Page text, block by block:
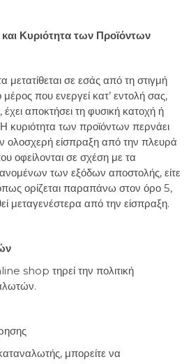
Κυριότητα των Προϊόντων
μετατίθεται σε εσάς από τη στιγμή
μέρος που ενεργεί κατ’ εντολή σας,
αποκτήσει τη φυσική κατοχή ή
κυριότητα των προϊόντων περνάει
ολοσχερή είσπραξη από την πλευρά
οφείλονται σε σχέση με τα
των εξόδων αποστολής, είτε
ορίζεται παραπάνω στον όρο 5,
μεταγενέστερα από την είσπραξη.
shop τηρεί την πολιτική
μπορείτε να